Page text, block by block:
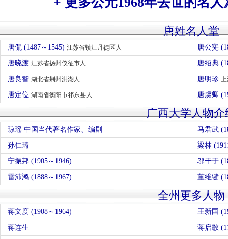
唐姓名人堂
唐侃 (1487～1545) 江苏省镇江丹徒区人 唐公宪
唐晓渡 江苏省扬州仪征市人 唐绍典
唐良智 湖北省荆州洪湖人 唐明珍
唐定位 湖南省衡阳市祁东县人 唐虞卿
广西大学人物介
琼瑶 中国当代著名作家、编剧 马君武
孙仁琦 梁林
宁振邦 (1905～1946) 邬干于
雷沛鸿 (1888～1967) 董维键
全州更多人物
蒋文度 (1908～1964) 王新国
蒋连生 蒋启敭